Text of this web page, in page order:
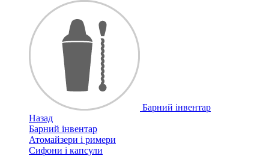
Барний інвентар
Назад
Барний інвентар
Атомайзери і римери
Сифони і капсули